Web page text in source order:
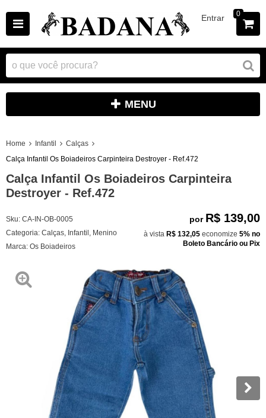
Entrar 0
MENU
Home Infantil
Calças
Calça Infantil Os Boiadeiros Carpinteira Destroyer - Ref.472
Calça Infantil Os Boiadeiros Carpinteira
Destroyer - Ref.472
Sku: CA-IN-OB-0005
Categoria: Calças Infantil Menino
Marca: Os Boiadeiros
por R$ 139,00
à vista R$ 132,05 economize 5% no
Boleto Bancário ou Pix